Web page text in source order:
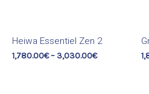
Heiwa Essentiel Zen 2
1,780.00€– 3,030.00€